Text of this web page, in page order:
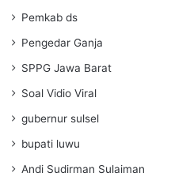
Pemkab ds
Pengedar Ganja
SPPG Jawa Barat
Soal Vidio Viral
gubernur sulsel
bupati luwu
Andi Sudirman Sulaiman